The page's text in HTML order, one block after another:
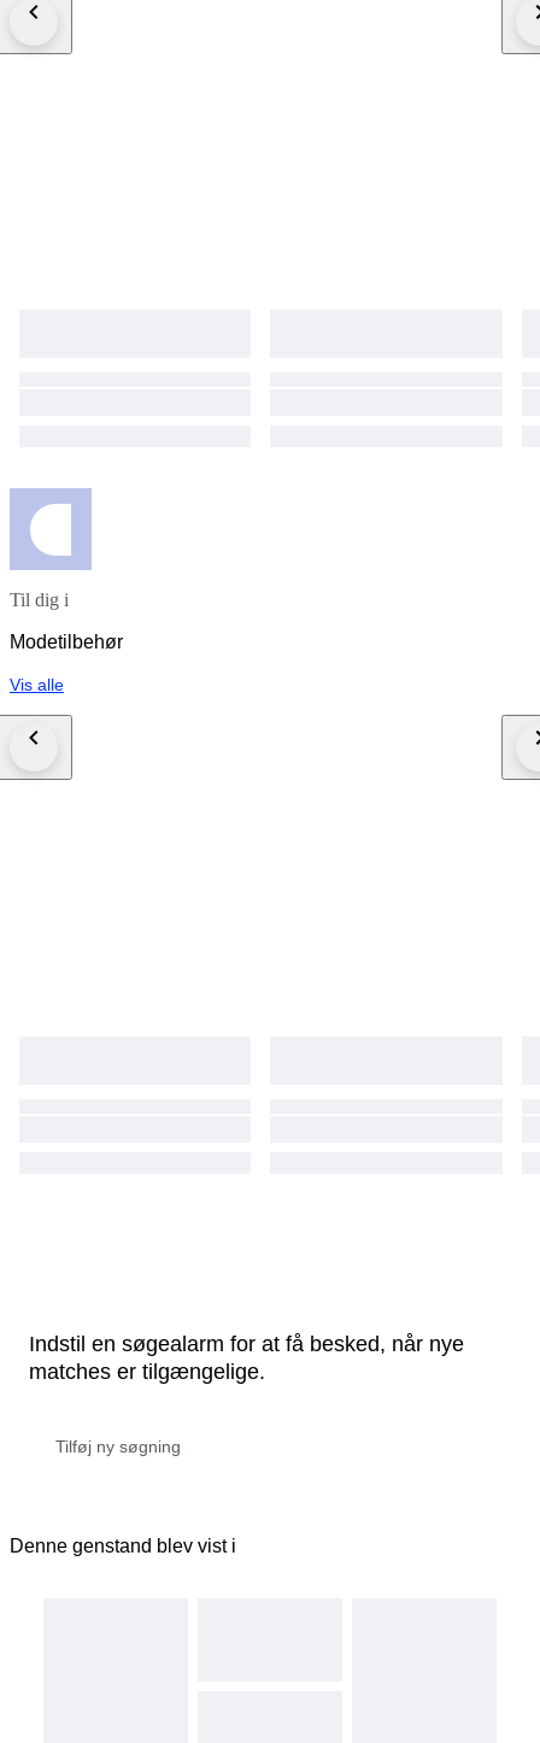
Til dig i
Modetilbehør
Vis alle
Indstil en søgealarm for at få besked, når nye
matches er tilgængelige.
Denne genstand blev vist i